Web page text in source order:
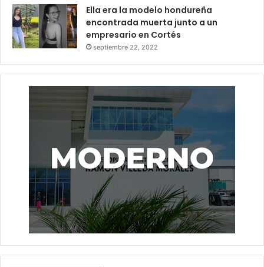
Ella era la modelo hondureña
encontrada muerta junto a un
empresario en Cortés
septiembre 22, 2022